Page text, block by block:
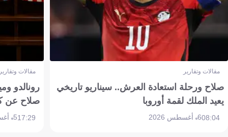
مقالات وتقارير
صلاح ورحلة استعادة العرش.. سيناريو تاريخي
يعيد الملك لقمة أوروبا
08:046 أغسطس 2026
مقالات
رونالدو
صلاح عن
17:295 أغسطس 2026